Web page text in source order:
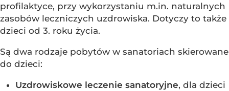
profilaktyce, przy wykorzystaniu m.in. naturalnych
zasobów leczniczych uzdrowiska. Dotyczy to także
dzieci od 3. roku życia.
Są dwa rodzaje pobytów w sanatoriach skierowane
do dzieci:
Uzdrowiskowe leczenie sanatoryjne, dla dzieci